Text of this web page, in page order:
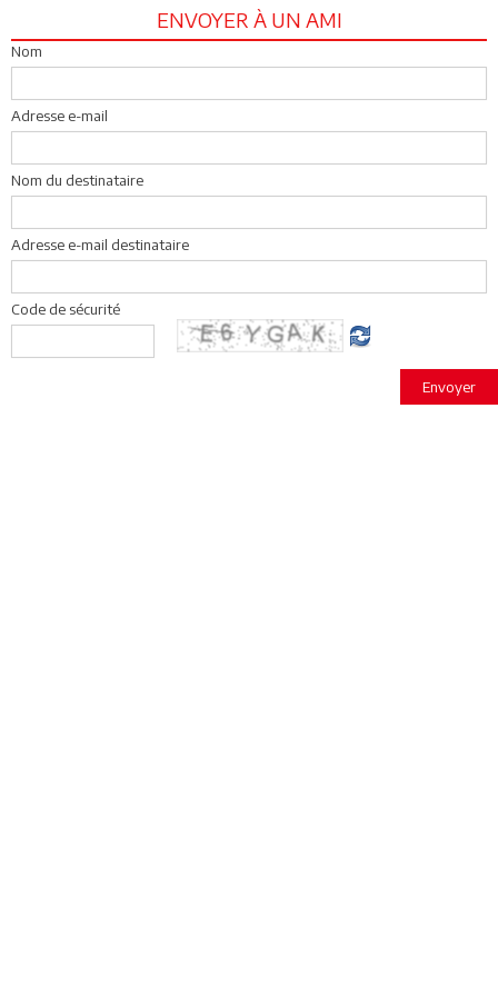
ENVOYER À UN AMI
Nom
Adresse e-mail
Nom du destinataire
Adresse e-mail destinataire
Code de sécurité
Envoyer